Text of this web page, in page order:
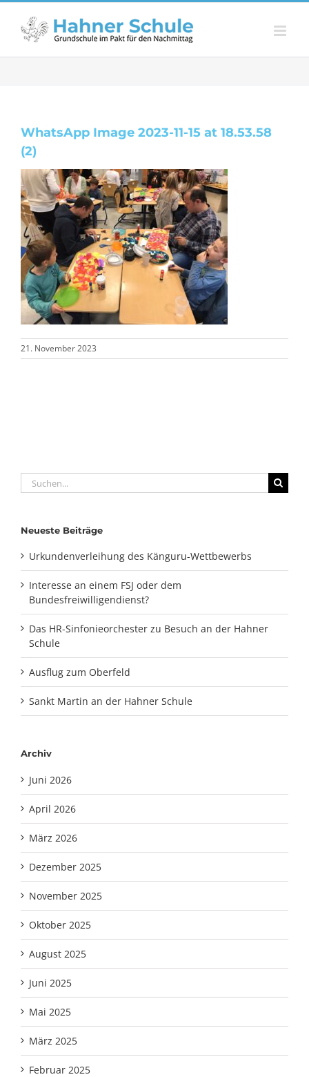
Zum
springen
WhatsApp Image 2023-11-15 at 18.53.58
(2)
21. November 2023
Suche
nach:
Neueste Beiträge
Urkundenverleihung des Känguru-Wettbewerbs
Interesse an einem FSJ oder dem
Bundesfreiwilligendienst?
Das HR-Sinfonieorchester zu Besuch an der Hahner
Schule
Ausflug zum Oberfeld
Sankt Martin an der Hahner Schule
Archiv
Juni 2026
April 2026
März 2026
Dezember 2025
November 2025
Oktober 2025
August 2025
Juni 2025
Mai 2025
März 2025
Februar 2025